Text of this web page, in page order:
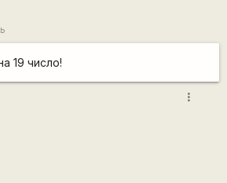
19 число!
more_vert